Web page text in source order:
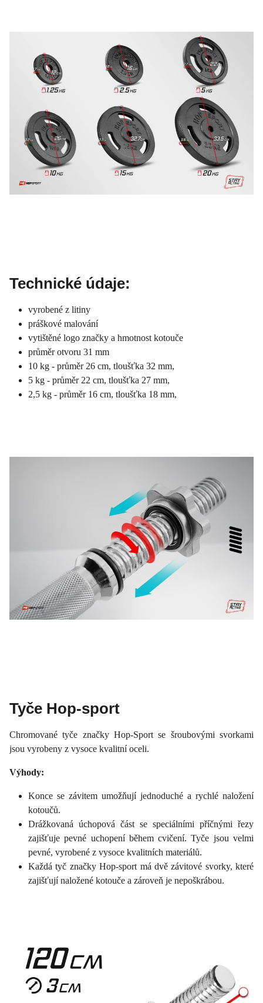
Technické údaje:
vyrobené z litiny
práškové malování
vytištěné logo značky a hmotnost kotouče
průměr otvoru 31 mm
10 kg - průměr 26 cm, tloušťka 32 mm,
5 kg - průměr 22 cm, tloušťka 27 mm,
2,5 kg - průměr 16 cm, tloušťka 18 mm,
Tyče Hop-sport
Chromované tyče značky Hop-Sport se šroubovými svorkami
jsou vyrobeny z vysoce kvalitní oceli.
Výhody:
Konce se závitem umožňují jednoduché a rychlé naložení
kotoučů.
Drážkovaná úchopová část se speciálními příčnými řezy
zajišťuje pevné uchopení během cvičení. Tyče jsou velmi
pevné, vyrobené z vysoce kvalitních materiálů.
Každá tyč značky Hop-sport má dvě závitové svorky, které
zajišťují naložené kotouče a zároveň je nepoškrábou.